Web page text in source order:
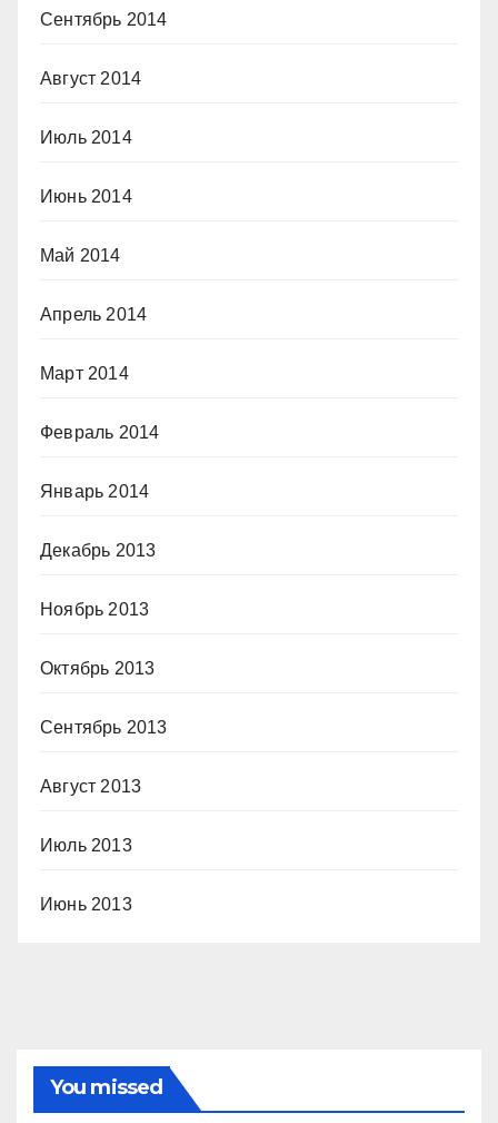
Сентябрь 2014
Август 2014
Июль 2014
Июнь 2014
Май 2014
Апрель 2014
Март 2014
Февраль 2014
Январь 2014
Декабрь 2013
Ноябрь 2013
Октябрь 2013
Сентябрь 2013
Август 2013
Июль 2013
Июнь 2013
You missed